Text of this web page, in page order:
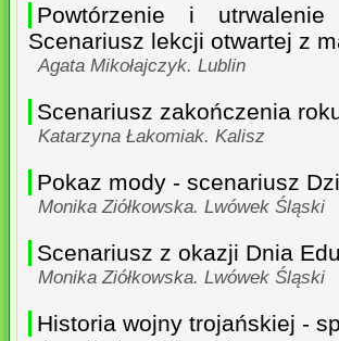
Powtórzenie i
Scenariusz lekcji otwartej z
Agata Mikołajczyk. Lublin
Scenariusz zakończenia
Katarzyna Łakomiak. Kalisz
Pokaz mody - scenariusz
Monika Ziółkowska. Lwówek Śląski
Scenariusz z okazji Dnia
Monika Ziółkowska. Lwówek Śląski
Historia wojny trojańskiej -